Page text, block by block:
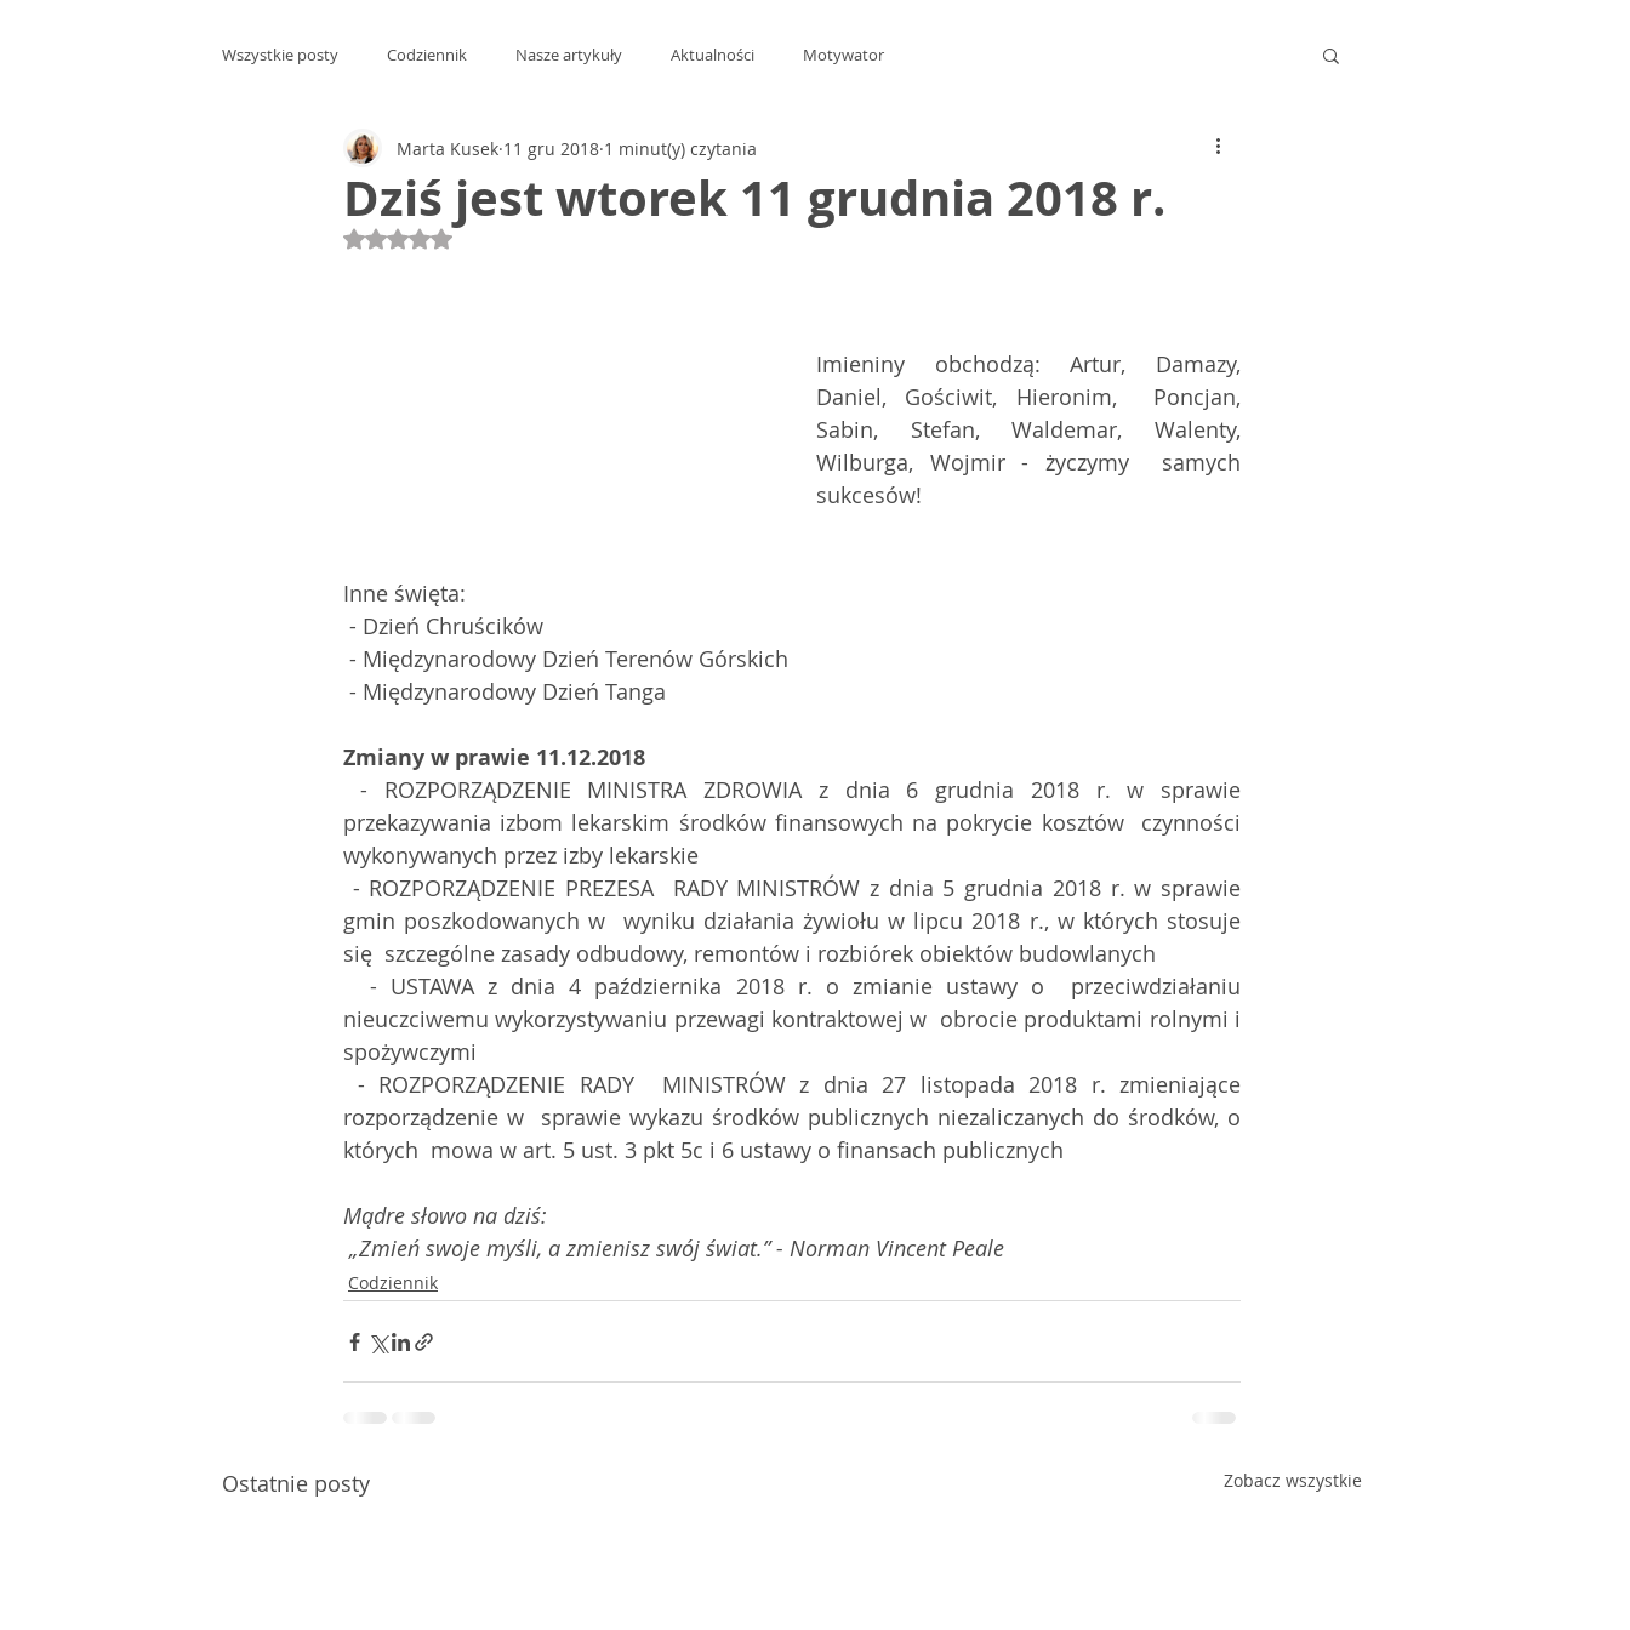
Wszystkie posty Codziennik Nasze artykuły Aktualności Motywator
Dziś jest wtorek 11 grudnia 2018 r.
Marta Kusek 11 gru 2018 1 minut(y) czytania
Oceniono na NaN z 5 gwiazdek.
Imieniny obchodzą: Artur, Damazy,
Daniel, Gościwit, Hieronim,  Poncjan,
Sabin, Stefan, Waldemar, Walenty,
Wilburga, Wojmir - życzymy  samych
sukcesów!
Inne święta:
- Dzień Chruścików
- Międzynarodowy Dzień Terenów Górskich
- Międzynarodowy Dzień Tanga
Zmiany w prawie 11.12.2018
przekazywania izbom lekarskim środków finansowych na pokrycie kosztów  czynności
wykonywanych przez izby lekarskie
gmin poszkodowanych w  wyniku działania żywiołu w lipcu 2018 r., w których stosuje
się  szczególne zasady odbudowy, remontów i rozbiórek obiektów budowlanych
  - USTAWA z dnia 4 października 2018 r. o zmianie ustawy o  przeciwdziałaniu
nieuczciwemu wykorzystywaniu przewagi kontraktowej w  obrocie produktami rolnymi i
spożywczymi
rozporządzenie w  sprawie wykazu środków publicznych niezaliczanych do środków, o
których  mowa w art. 5 ust. 3 pkt 5c i 6 ustawy o finansach publicznych
Mądre słowo na dziś:
„Zmień swoje myśli, a zmienisz swój świat.” - Norman Vincent Peale
Codziennik
Ostatnie posty Zobacz wszystkie